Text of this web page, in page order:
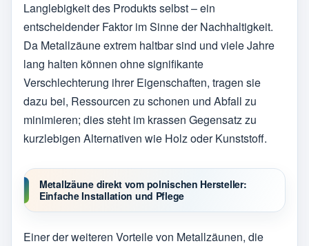
Langlebigkeit des Produkts selbst – ein
entscheidender Faktor im Sinne der Nachhaltigkeit.
Da Metallzäune extrem haltbar sind und viele Jahre
lang halten können ohne signifikante
Verschlechterung ihrer Eigenschaften, tragen sie
dazu bei, Ressourcen zu schonen und Abfall zu
minimieren; dies steht im krassen Gegensatz zu
kurzlebigen Alternativen wie Holz oder Kunststoff.
Metallzäune direkt vom polnischen Hersteller:
Einfache Installation und Pflege
Einer der weiteren Vorteile von Metallzäunen, die